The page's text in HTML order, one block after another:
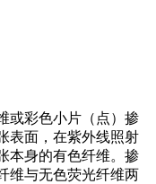
彩色小片（点）掺
表面，在紫外线照射
本身的有色纤维。掺
维与无色荧光纤维两